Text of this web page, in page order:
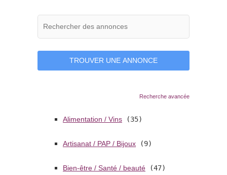
Recherche avancée
Alimentation / Vins (35)
Artisanat / PAP / Bijoux (9)
Bien-être / Santé / beauté (47)